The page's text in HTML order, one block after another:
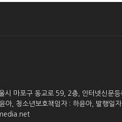
시 마포구 동교로 59, 2층, 인터넷신문
아, 청소년보호책임자 : 하윤아, 발행